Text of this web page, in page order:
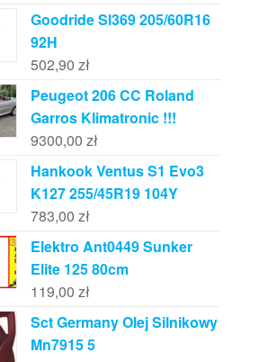
Goodride Sl369 205/60R16
92H
502,90 zł
Peugeot 206 CC Roland
Garros Klimatronic !!!
9300,00 zł
Hankook Ventus S1 Evo3
K127 255/45R19 104Y
783,00 zł
Elektro Ant0449 Sunker
Elite 125 80cm
119,00 zł
Sct Germany Olej Silnikowy
Mn7915 5